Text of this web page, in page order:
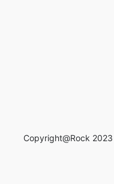
Copyright@Rock 2023